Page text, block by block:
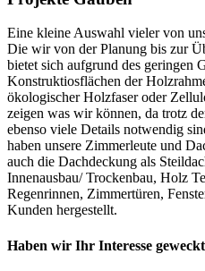
Eine kleine Auswahl vieler von
Die wir von der Planung bis zur
bietet sich aufgrund des geringen
Konstruktiosflächen der
ökologischer Holzfaser oder
zeigen was wir können, da trotz
ebenso viele Details notwendig
haben unsere Zimmerleute und
auch die Dachdeckung als
Innenausbau/ Trockenbau, Holz
Regenrinnen, Zimmertüren,
Kunden hergestellt.
Haben wir Ihr Interesse